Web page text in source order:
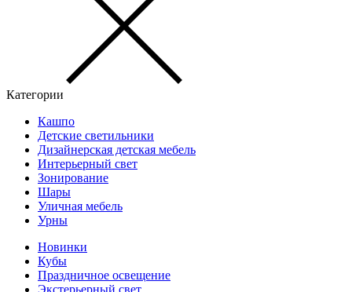
Категории
Кашпо
Детские светильники
Дизайнерская детская мебель
Интерьерный свет
Зонирование
Шары
Уличная мебель
Урны
Новинки
Кубы
Праздничное освещение
Экстерьерный свет